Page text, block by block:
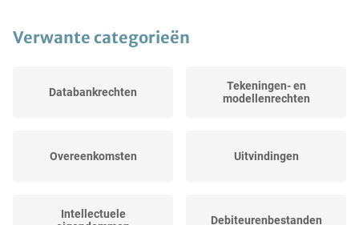
Verwante categorieën
Databankrechten
Tekeningen- en
modellenrechten
Overeenkomsten Uitvindingen
Intellectuele
Debiteurenbestanden